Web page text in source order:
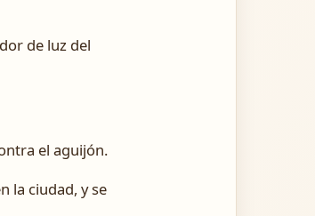
de luz del
el aguijón.
la ciudad, y se